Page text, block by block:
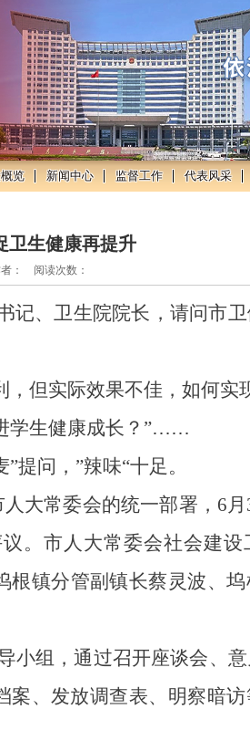
览 新闻中心 监督工作 代表风采
卫生健康再提升
： 阅读次数：
记、卫生院院长，请问市
但实际效果不佳，如何实
学生健康成长？”……
”提问，”辣味“十足。
大常委会的统一部署， 6月
。市人 大常委会社会建设
根镇分管副镇长蔡灵波、
小组，通过召开座谈会、
、发放调查表、明察暗